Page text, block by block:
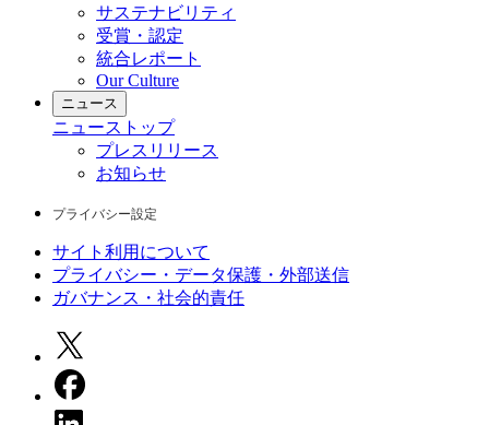
サステナビリティ
受賞・認定
統合レポート
Our Culture
ニュース
ニュース トップ
プレスリリース
お知らせ
プライバシー設定
サイト利用について
プライバシー・データ保護・外部送信
ガバナンス・社会的責任